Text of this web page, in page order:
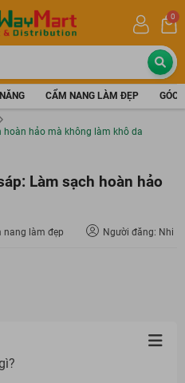
0
CẨM NANG LÀM ĐẸP GÓC
hoàn hảo mà không làm khô da
Làm sạch hoàn hảo
nang làm đẹp Người đăng: Nhi